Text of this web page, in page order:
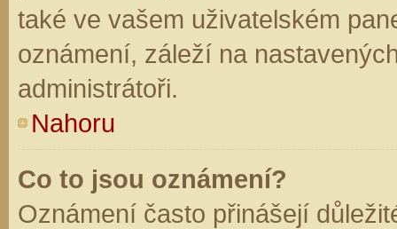
také ve vašem uživatelském
oznámení, záleží na
administrátoři.
Nahoru
Co to jsou oznámení?
Oznámení často přinášejí